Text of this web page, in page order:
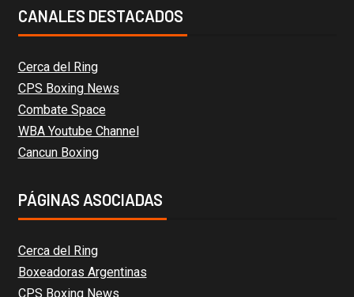
CANALES DESTACADOS
Cerca del Ring
CPS Boxing News
Combate Space
WBA Youtube Channel
Cancun Boxing
PÁGINAS ASOCIADAS
Cerca del Ring
Boxeadoras Argentinas
CPS Boxing News